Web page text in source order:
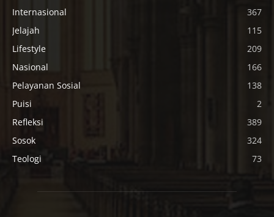
Internasional
367
Jelajah
115
Lifestyle
209
Nasional
166
Pelayanan Sosial
138
Puisi
2
Refleksi
389
Sosok
324
Teologi
73